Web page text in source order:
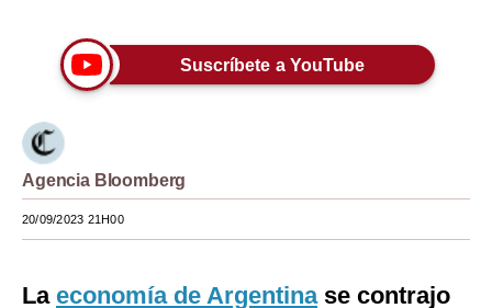
Viajes
Moda
Estilos
Mundo
EEUU
Suscríbete a YouTube
Agencia Bloomberg
20/09/2023 21H00
La economía de Argentinase contrajo